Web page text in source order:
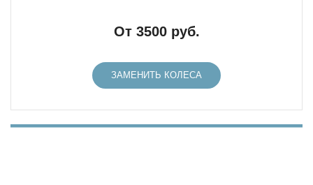
От 3500 руб.
ЗАМЕНИТЬ КОЛЕСА